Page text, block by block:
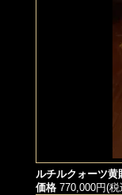
ルチルクォーツ
価格 770,000円(税